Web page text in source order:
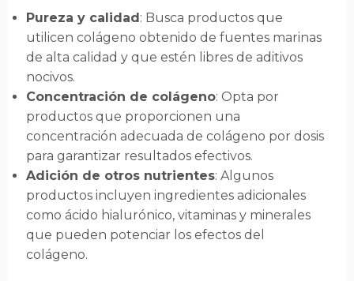
Pureza y calidad: Busca productos que
utilicen colágeno obtenido de fuentes marinas
de alta calidad y que estén libres de aditivos
nocivos.
Concentración de colágeno: Opta por
productos que proporcionen una
concentración adecuada de colágeno por dosis
para garantizar resultados efectivos.
Adición de otros nutrientes: Algunos
productos incluyen ingredientes adicionales
como ácido hialurónico, vitaminas y minerales
que pueden potenciar los efectos del
colágeno.